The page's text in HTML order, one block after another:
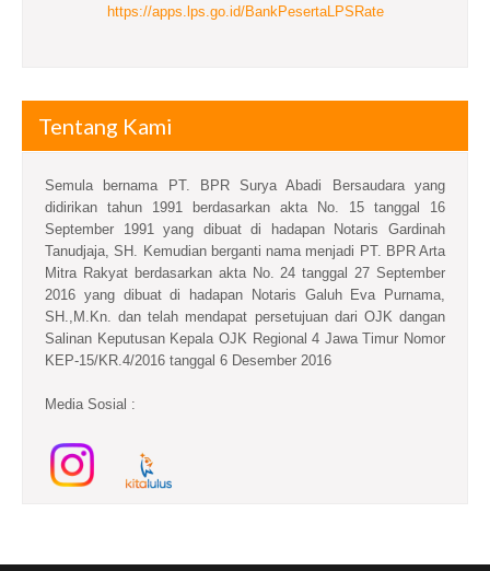
https://apps.lps.go.id/BankPesertaLPSRate
Tentang Kami
Semula bernama PT. BPR Surya Abadi Bersaudara yang
didirikan tahun 1991 berdasarkan akta No. 15 tanggal 16
September 1991 yang dibuat di hadapan Notaris Gardinah
Tanudjaja, SH. Kemudian berganti nama menjadi PT. BPR Arta
Mitra Rakyat berdasarkan akta No. 24 tanggal 27 September
2016 yang dibuat di hadapan Notaris Galuh Eva Purnama,
SH.,M.Kn. dan telah mendapat persetujuan dari OJK dangan
Salinan Keputusan Kepala OJK Regional 4 Jawa Timur Nomor
KEP-15/KR.4/2016 tanggal 6 Desember 2016
Media Sosial :